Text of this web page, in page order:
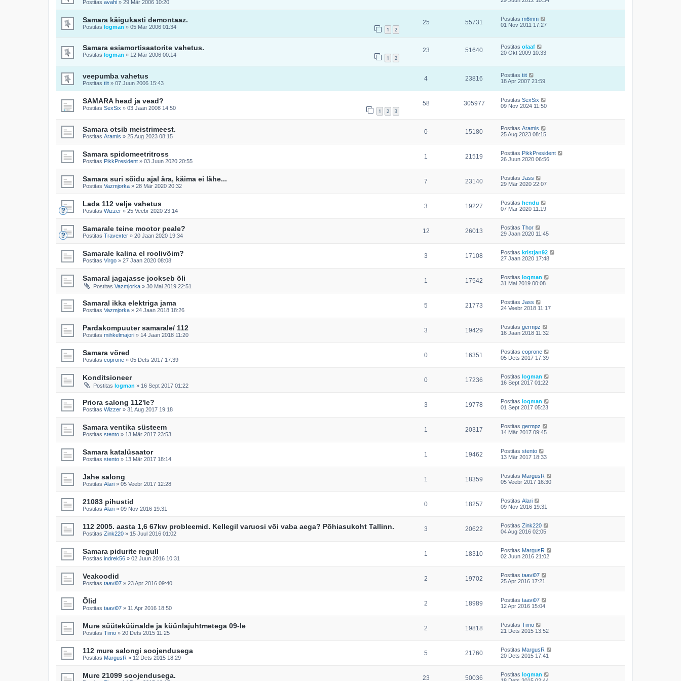
Postitas avahi » 29 Mär 2006 10:20
Samara käigukasti demontaaz.
Postitas logman » 05 Mär 2006 01:34 1 2
25 55731 Postitas m6mm
01 Nov 2011 17:27
Samara esiamortisaatorite vahetus.
Postitas logman » 12 Mär 2006 00:14 1 2
23 51640 Postitas olaaf
20 Okt 2009 10:33
veepumba vahetus
Postitas tiit » 07 Juun 2006 15:43
4 23816 Postitas tiit
18 Apr 2007 21:59
SAMARA head ja vead?
Postitas SexSix » 03 Jaan 2008 14:50 1 2 3
58 305977 Postitas SexSix
09 Nov 2024 11:50
Samara otsib meistrimeest.
Postitas Aramis » 25 Aug 2023 08:15
0 15180 Postitas Aramis
25 Aug 2023 08:15
Samara spidomeetritross
Postitas PikkPresident » 03 Juun 2020 20:55
1 21519 Postitas PikkPresident
26 Juun 2020 06:56
Samara suri sõidu ajal ära, käima ei lähe...
Postitas Vazmjorka » 28 Mär 2020 20:32
7 23140 Postitas Jass
29 Mär 2020 22:07
Lada 112 velje vahetus
Postitas Wizzer » 25 Veebr 2020 23:14
3 19227 Postitas hendu
07 Mär 2020 11:19
Samarale teine mootor peale?
Postitas Travexter » 20 Jaan 2020 19:34
12 26013 Postitas Thor
29 Jaan 2020 11:45
Samarale kalina el roolivõim?
Postitas Virgo » 27 Jaan 2020 08:08
3 17108 Postitas kristjan92
27 Jaan 2020 17:48
Samaral jagajasse jookseb õli
Postitas Vazmjorka » 30 Mai 2019 22:51
1 17542 Postitas logman
31 Mai 2019 00:08
Samaral ikka elektriga jama
Postitas Vazmjorka » 24 Jaan 2018 18:26
5 21773 Postitas Jass
24 Veebr 2018 11:17
Pardakompuuter samarale/ 112
Postitas mihkelmajori » 14 Jaan 2018 11:20
3 19429 Postitas germpz
16 Jaan 2018 11:32
Samara võred
Postitas coprone » 05 Dets 2017 17:39
0 16351 Postitas coprone
05 Dets 2017 17:39
Konditsioneer
Postitas logman » 16 Sept 2017 01:22
0 17236 Postitas logman
16 Sept 2017 01:22
Priora salong 112'le?
Postitas Wizzer » 31 Aug 2017 19:18
3 19778 Postitas logman
01 Sept 2017 05:23
Samara ventika süsteem
Postitas stento » 13 Mär 2017 23:53
1 20317 Postitas germpz
14 Mär 2017 09:45
Samara katalüsaator
Postitas stento » 13 Mär 2017 18:14
1 19462 Postitas stento
13 Mär 2017 18:33
Jahe salong
Postitas Alari » 05 Veebr 2017 12:28
1 18359 Postitas MargusR
05 Veebr 2017 16:30
21083 pihustid
Postitas Alari » 09 Nov 2016 19:31
0 18257 Postitas Alari
09 Nov 2016 19:31
112 2005. aasta 1,6 67kw probleemid. Kellegil varuosi või vaba aega? Põhiasukoht Tallinn.
Postitas Zink220 » 15 Juul 2016 01:02
3 20622 Postitas Zink220
04 Aug 2016 02:05
Samara pidurite regull
Postitas indrek56 » 02 Juun 2016 10:31
1 18310 Postitas MargusR
02 Juun 2016 21:02
Veakoodid
Postitas taavi07 » 23 Apr 2016 09:40
2 19702 Postitas taavi07
25 Apr 2016 17:21
Õlid
Postitas taavi07 » 11 Apr 2016 18:50
2 18989 Postitas taavi07
12 Apr 2016 15:04
Mure süüteküünalde ja küünlajuhtmetega 09-le
Postitas Timo » 20 Dets 2015 11:25
2 19818 Postitas Timo
21 Dets 2015 13:52
112 mure salongi soojendusega
Postitas MargusR » 12 Dets 2015 18:29
5 21760 Postitas MargusR
20 Dets 2015 17:41
Mure 21099 soojendusega. 23 50036 Postitas logman